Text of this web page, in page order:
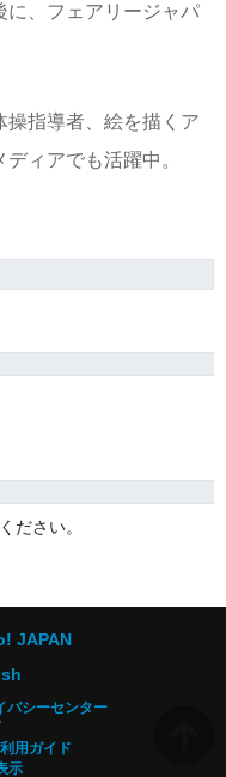
に、フェアリージャパ
指導者、絵を描くア
ィアでも活躍中。
ださい。
JAPAN
バシーセンター
用ガイド
示